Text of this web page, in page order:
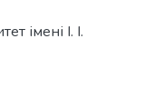
імені І. І.